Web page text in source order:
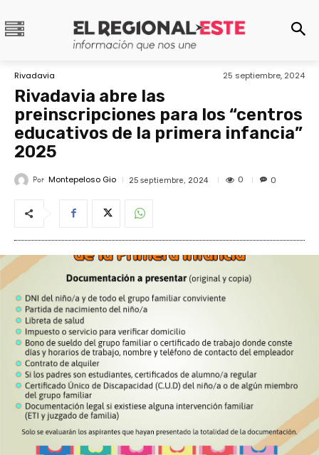
Rivadavia 25 septiembre, 2024
Rivadavia abre las
preinscripciones para los “centros
educativos de la primera infancia”
2025
Por Montepeloso Gio 25 septiembre, 2024 0 0